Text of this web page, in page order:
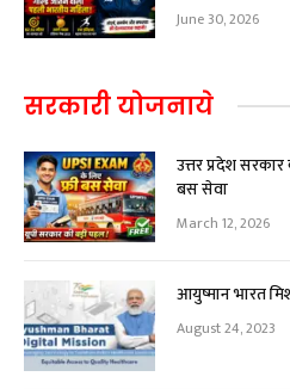
June 30, 2026
सरकारी योजनाये
उत्तर प्रदेश
बस सेवा
March 12, 2026
आयुष्मान भारत
August 24, 2023